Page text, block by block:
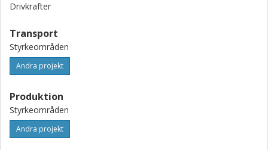
Drivkrafter
Transport
Styrkeområden
Andra projekt
Produktion
Styrkeområden
Andra projekt